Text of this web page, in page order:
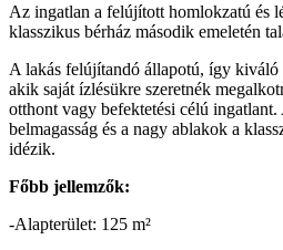
Az ingatlan a felújított homlokzatú és
klasszikus bérház második emeletén
A lakás felújítandó állapotú, így kiváló
akik saját ízlésükre szeretnék
otthont vagy befektetési célú ingatlant.
belmagasság és a nagy ablakok a
idézik.
Főbb jellemzők:
-Alapterület: 125 m²